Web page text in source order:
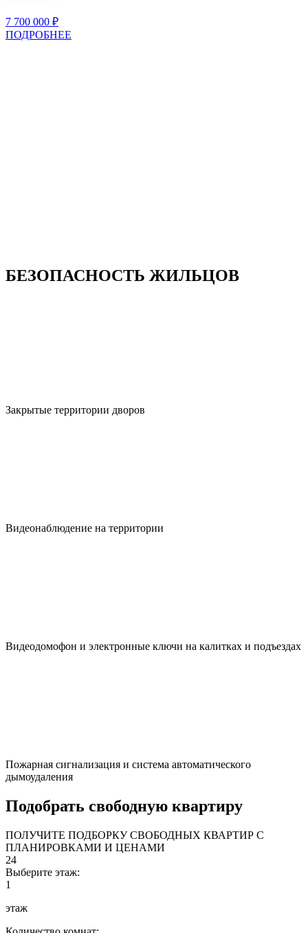
7 700 000 ₽
ПОДРОБНЕЕ
БЕЗОПАСНОСТЬ ЖИЛЬЦОВ
Закрытые территории дворов
Видеонаблюдение на территории
Видеодомофон и электронные ключи на калитках и подъездах
Пожарная сигнализация и система автоматического
дымоудаления
Подобрать свободную квартиру
ПОЛУЧИТЕ ПОДБОРКУ СВОБОДНЫХ КВАРТИР С
ПЛАНИРОВКАМИ И ЦЕНАМИ
24
Выберите этаж:
1
этаж